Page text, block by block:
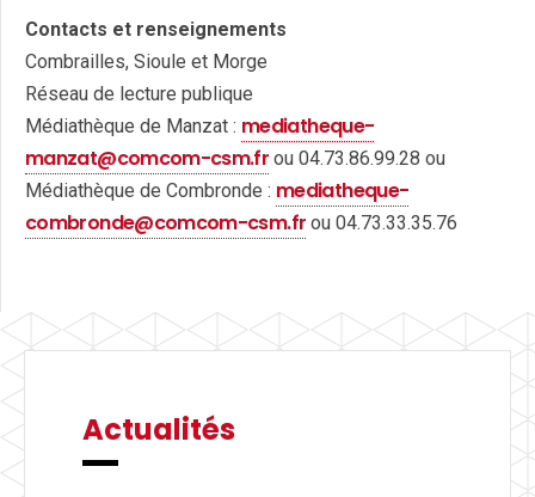
Contacts et renseignements
Combrailles, Sioule et Morge
Réseau de lecture publique
Médiathèque de Manzat : mediatheque-
manzat@comcom-csm.fr ou 04.73.86.99.28 ou
Médiathèque de Combronde : mediatheque-
combronde@comcom-csm.fr ou 04.73.33.35.76
Actualités